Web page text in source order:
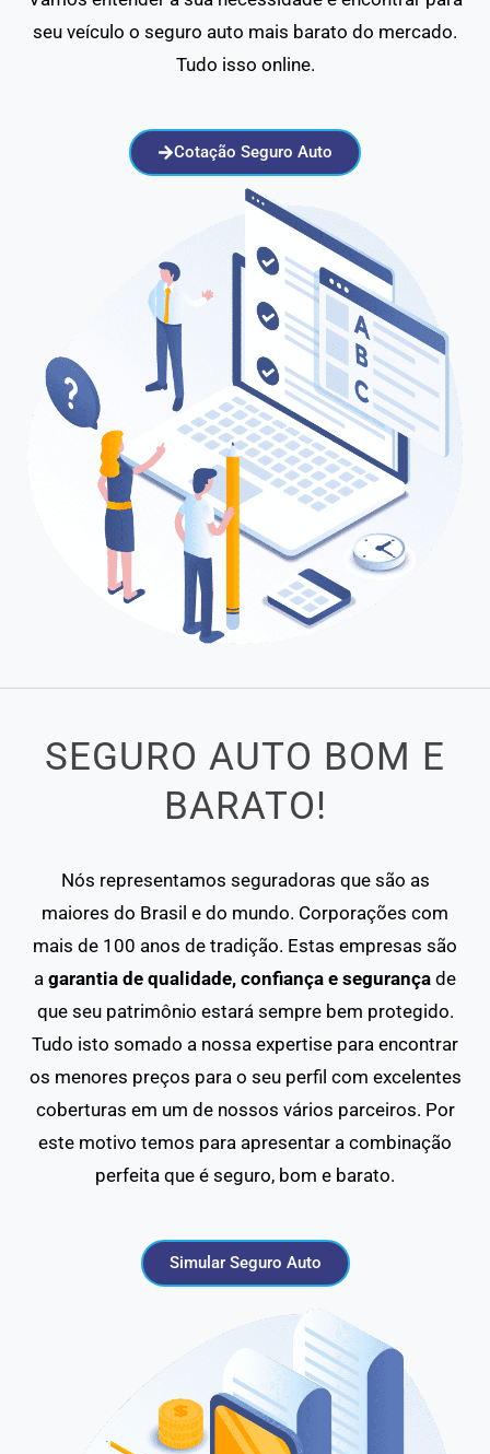
seu veículo o seguro auto mais barato do mercado.
Tudo isso online.
Cotação Seguro Auto
SEGURO AUTO BOM E
BARATO!
Nós representamos seguradoras que são as
maiores do Brasil e do mundo. Corporações com
mais de 100 anos de tradição. Estas empresas são
a garantia de qualidade, confiança e segurança de
que seu patrimônio estará sempre bem protegido.
Tudo isto somado a nossa expertise para encontrar
os menores preços para o seu perfil com excelentes
coberturas em um de nossos vários parceiros. Por
este motivo temos para apresentar a combinação
perfeita que é seguro, bom e barato.
Simular Seguro Auto